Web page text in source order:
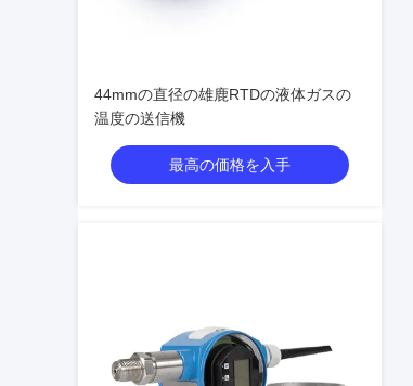
44mmの直径の雄鹿RTDの液体ガスの
温度の送信機
最高の価格を入手